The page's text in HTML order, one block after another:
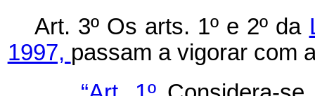
Art. 3º Os arts. 1º e 2º da
1997, passam a vigorar com